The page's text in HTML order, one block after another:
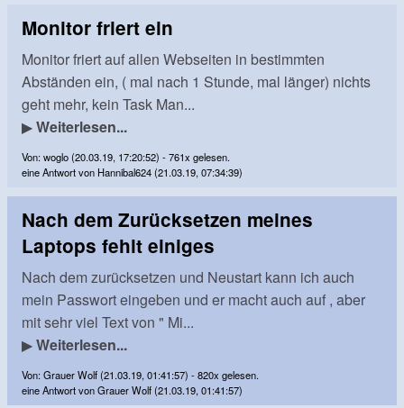
Monitor friert ein
Monitor friert auf allen Webseiten in bestimmten
Abständen ein, ( mal nach 1 Stunde, mal länger) nichts
geht mehr, kein Task Man...
▶Weiterlesen...
Von: woglo (20.03.19, 17:20:52) - 761x gelesen.
eine Antwort von Hannibal624 (21.03.19, 07:34:39)
Nach dem Zurücksetzen meines
Laptops fehlt einiges
Nach dem zurücksetzen und Neustart kann ich auch
mein Passwort eingeben und er macht auch auf , aber
mit sehr viel Text von " Mi...
▶Weiterlesen...
Von: Grauer Wolf (21.03.19, 01:41:57) - 820x gelesen.
eine Antwort von Grauer Wolf (21.03.19, 01:41:57)